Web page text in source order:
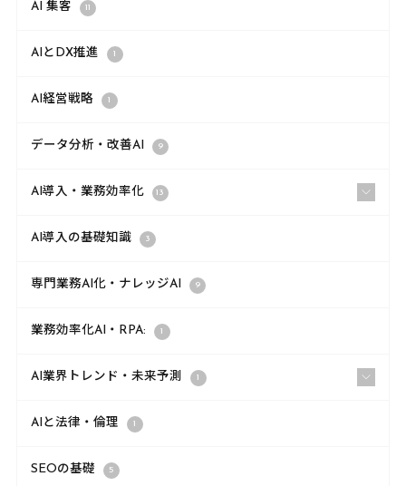
AI 集客 11
AIとDX推進 1
AI経営戦略 1
データ分析・改善AI 9
AI導入・業務効率化 13
AI導入の基礎知識 3
専門業務AI化・ナレッジAI 9
業務効率化AI・RPA: 1
AI業界トレンド・未来予測 1
AIと法律・倫理 1
SEOの基礎 5